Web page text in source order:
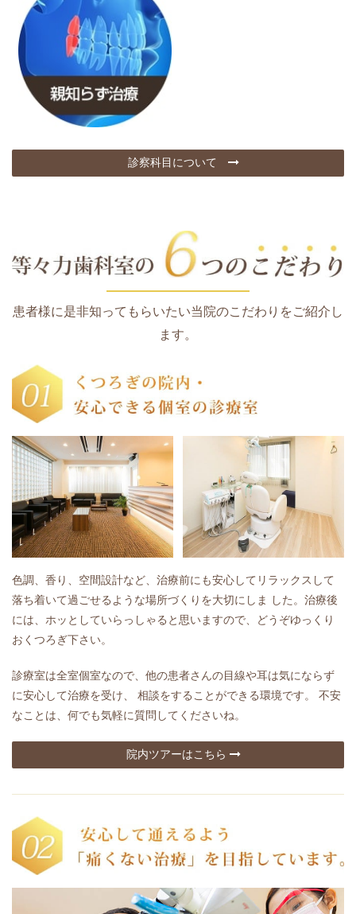
診察科目について
患者様に是非知ってもらいたい当院のこだわりをご紹介し
ます。
色調、香り、空間設計など、治療前にも安心してリラックスして
落ち着いて過ごせるような場所づくりを大切にしま した。治療後
には、ホッとしていらっしゃると思いますので、どうぞゆっくり
おくつろぎ下さい。
診療室は全室個室なので、他の患者さんの目線や耳は気にならず
に安心して治療を受け、 相談をすることができる環境です。 不安
なことは、何でも気軽に質問してくださいね。
院内ツアーはこちら